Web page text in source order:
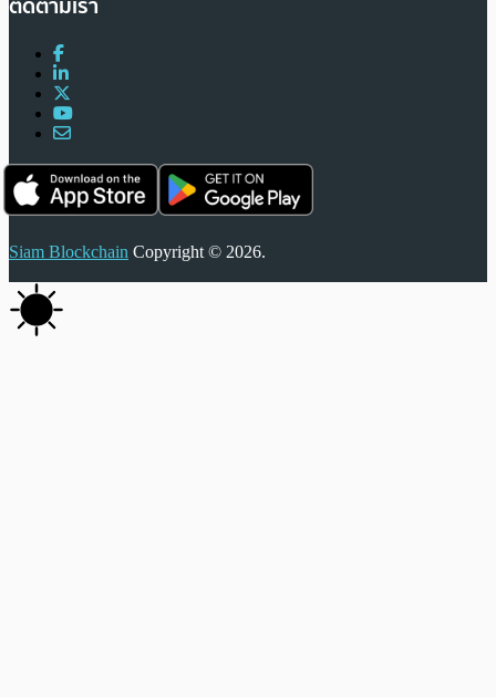
Siam Blockchain Copyright © 2026.